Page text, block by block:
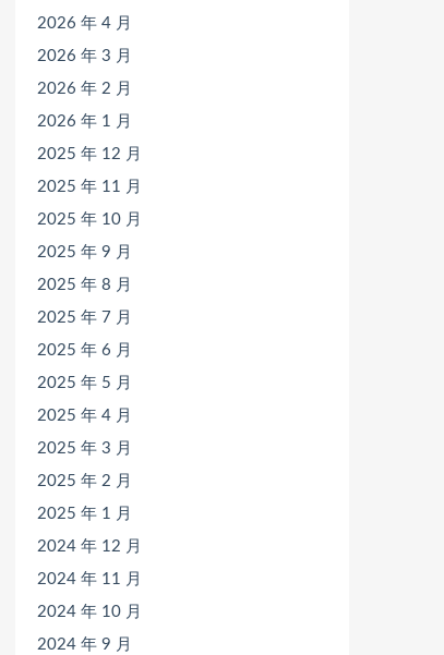
2026 年 4 月
2026 年 3 月
2026 年 2 月
2026 年 1 月
2025 年 12 月
2025 年 11 月
2025 年 10 月
2025 年 9 月
2025 年 8 月
2025 年 7 月
2025 年 6 月
2025 年 5 月
2025 年 4 月
2025 年 3 月
2025 年 2 月
2025 年 1 月
2024 年 12 月
2024 年 11 月
2024 年 10 月
2024 年 9 月